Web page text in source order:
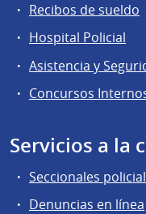
Recibos de sueldo
Hospital Policial
Asistencia y
Concursos
Servicios a la
Seccionales
Denuncias en línea